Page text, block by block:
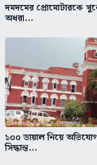
দমদমের প্রোমোটারকে
অধরা...
১০০ ডায়াল নিয়ে
সিদ্ধান্ত...